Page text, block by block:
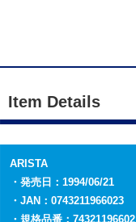
Item Details
ARISTA
・発売日：1994/06/21
・JAN：0743211966023
・規格品番：74321196602